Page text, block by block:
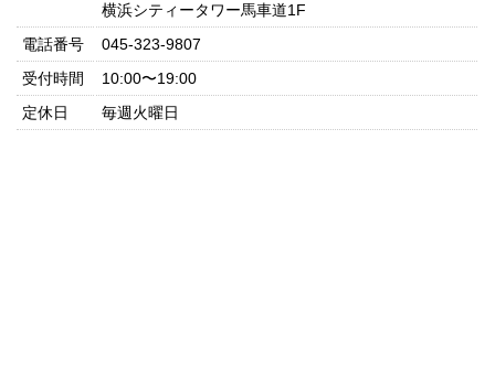
横浜シティータワー馬車道1F
電話番号
045-323-9807
受付時間
10:00〜19:00
定休日
毎週火曜日